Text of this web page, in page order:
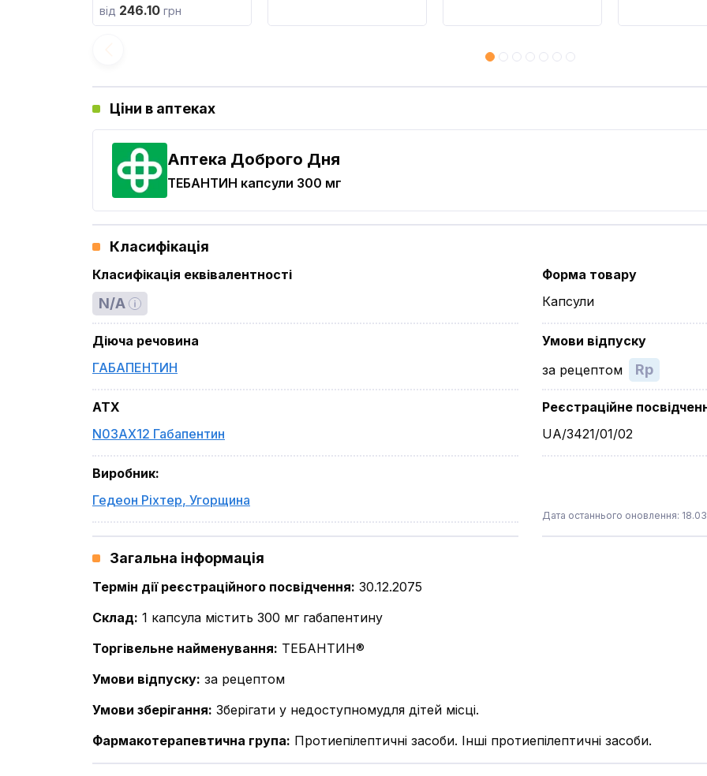
від 246.10 грн
Ціни в аптеках
Аптека Доброго Дня
ТЕБАНТИН капсули 300 мг
Класифікація
Класифікація еквівалентності
N/A
Діюча речовина
ГАБАПЕНТИН
ATX
N03AX12 Габапентин
Виробник:
Гедеон Ріхтер, Угорщина
Форма товару
Капсули
Умови відпуску
за рецептом
Rp
Реєстраційне
UA/3421/01/02
Дата останнього оновлення:
Загальна інформація
Термін дії реєстраційного посвідчення: 30.12.2075
Склад: 1 капсула містить 300 мг габапентину
Торгівельне найменування: ТЕБАНТИН®
Умови відпуску: за рецептом
Умови зберігання: Зберігати у недоступномудля дітей місці.
Фармакотерапевтична група: Протиепілептичні засоби. Інші протиепілептичні засоби.